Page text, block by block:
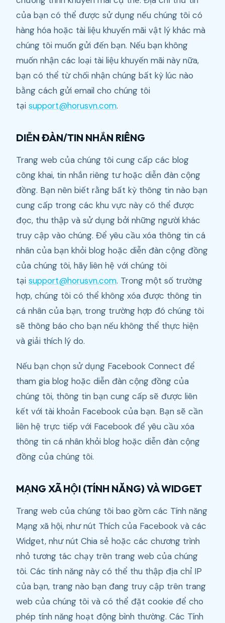
của bạn có thể được sử dụng nếu chúng tôi có
hàng hóa hoặc tài liệu khuyến mãi vật lý khác mà
chúng tôi muốn gửi đến bạn. Nếu bạn không
muốn nhận các loại tài liệu khuyến mãi này nữa,
bạn có thể từ chối nhận chúng bất kỳ lúc nào
bằng cách gửi email cho chúng tôi
tại support@horusvn.com.
DIỄN ĐÀN/TIN NHẮN RIÊNG
Trang web của chúng tôi cung cấp các blog
công khai, tin nhắn riêng tư hoặc diễn đàn cộng
đồng. Bạn nên biết rằng bất kỳ thông tin nào bạn
cung cấp trong các khu vực này có thể được
đọc, thu thập và sử dụng bởi những người khác
truy cập vào chúng. Để yêu cầu xóa thông tin cá
nhân của bạn khỏi blog hoặc diễn đàn cộng đồng
của chúng tôi, hãy liên hệ với chúng tôi
tại support@horusvn.com. Trong một số trường
hợp, chúng tôi có thể không xóa được thông tin
cá nhân của bạn, trong trường hợp đó chúng tôi
sẽ thông báo cho bạn nếu không thể thực hiện
và giải thích lý do.
Nếu bạn chọn sử dụng Facebook Connect để
tham gia blog hoặc diễn đàn cộng đồng của
chúng tôi, thông tin bạn cung cấp sẽ được liên
kết với tài khoản Facebook của bạn. Bạn sẽ cần
liên hệ trực tiếp với Facebook để yêu cầu xóa
thông tin cá nhân khỏi blog hoặc diễn đàn cộng
đồng của chúng tôi.
MẠNG XÃ HỘI (TÍNH NĂNG) VÀ WIDGET
Trang web của chúng tôi bao gồm các Tính năng
Mạng xã hội, như nút Thích của Facebook và các
Widget, như nút Chia sẻ hoặc các chương trình
nhỏ tương tác chạy trên trang web của chúng
tôi. Các tính năng này có thể thu thập địa chỉ IP
của bạn, trang nào bạn đang truy cập trên trang
web của chúng tôi và có thể đặt cookie để cho
phép tính năng hoạt động bình thường. Các Tính